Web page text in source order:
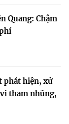
Quang: Chậm
phát hiện, xử
tham nhũng,